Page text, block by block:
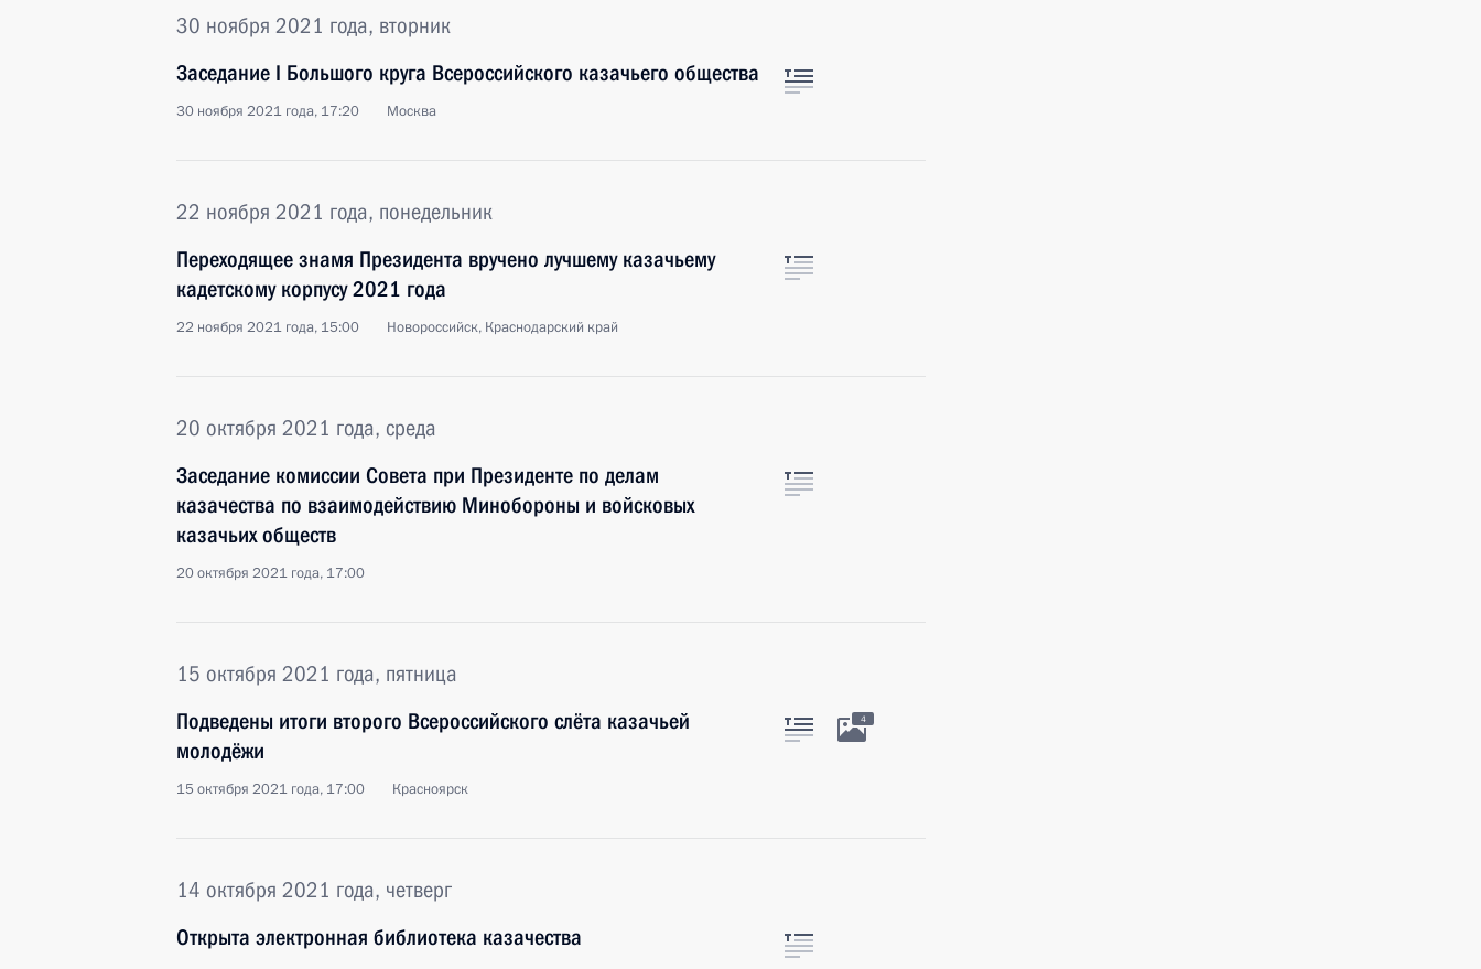
30 ноября 2021 года, вторник
Заседание I Большого круга Всероссийского казачьего общества
30 ноября 2021 года, 17:20 Москва
22 ноября 2021 года, понедельник
Переходящее знамя Президента вручено лучшему казачьему
кадетскому корпусу 2021 года
22 ноября 2021 года, 15:00 Новороссийск, Краснодарский край
20 октября 2021 года, среда
Заседание комиссии Совета при Президенте по делам
казачества по взаимодействию Минобороны и войсковых
казачьих обществ
20 октября 2021 года, 17:00
15 октября 2021 года, пятница
Подведены итоги второго Всероссийского слёта казачьей
молодёжи
15 октября 2021 года, 17:00 Красноярск
4
14 октября 2021 года, четверг
Открыта электронная библиотека казачества